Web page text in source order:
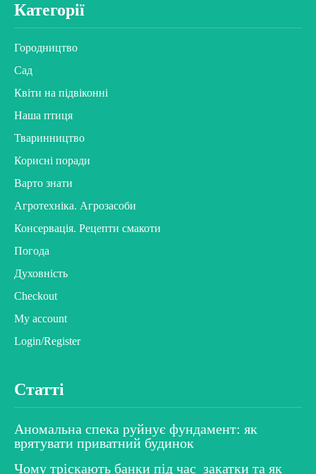
Категорії
Городництво
Сад
Квіти на підвіконні
Наша птиця
Тваринництво
Корисні поради
Варто знати
Агротехніка. Агрозасоби
Консервація. Рецепти смакоти
Погода
Духовність
Checkout
My account
Login/Register
Статті
Аномальна спека руйнує фундамент: як
врятувати приватний будинок
Чому тріскають банки під час закатки та як